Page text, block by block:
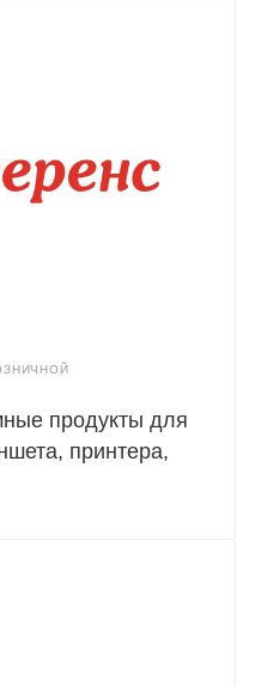
продукты для
принтера,